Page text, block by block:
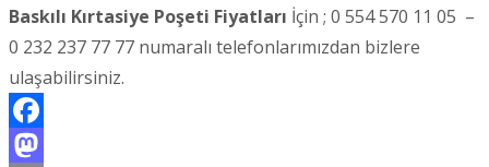
Baskılı Kırtasiye Poşeti Fiyatları İçin ; 0 554 570 11 05 –
0 232 237 77 77 numaralı telefonlarımızdan bizlere
ulaşabilirsiniz.
Facebook